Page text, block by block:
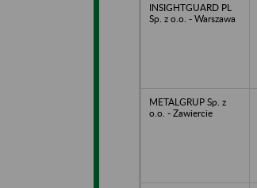
INSIGHTGUARD PL
Sp. z o.o. - Warszawa
METALGRUP Sp. z
o.o. - Zawiercie